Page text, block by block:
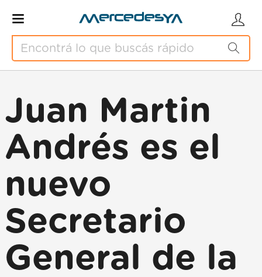
Juan Martin
Andrés es el
nuevo
Secretario
General de la